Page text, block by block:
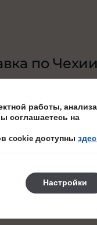
по Чехии
доставку золота в
слитки
работы, анализа
соглашаетесь на
cookie доступны
Настройки